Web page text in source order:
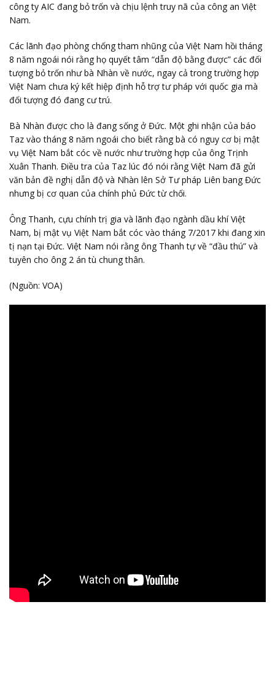
công ty AIC đang bỏ trốn và chịu lệnh truy nã của công an Việt
Nam.
Các lãnh đạo phòng chống tham nhũng của Việt Nam hồi tháng
8 năm ngoái nói rằng họ quyết tâm “dẫn độ bằng được” các đối
tượng bỏ trốn như bà Nhàn về nước, ngay cả trong trường hợp
Việt Nam chưa ký kết hiệp định hỗ trợ tư pháp với quốc gia mà
đối tượng đó đang cư trú.
Bà Nhàn được cho là đang sống ở Đức. Một ghi nhận của báo
Taz vào tháng 8 năm ngoái cho biết rằng bà có nguy cơ bị mật
vụ Việt Nam bắt cóc về nước như trường hợp của ông Trịnh
Xuân Thanh. Điều tra của Taz lúc đó nói rằng Việt Nam đã gửi
văn bản đề nghị dẫn độ và Nhàn lên Sở Tư pháp Liên bang Đức
nhưng bị cơ quan của chính phủ Đức từ chối.
Ông Thanh, cựu chính trị gia và lãnh đạo ngành dầu khí Việt
Nam, bị mật vụ Việt Nam bắt cóc vào tháng 7/2017 khi đang xin
tị nạn tại Đức. Việt Nam nói rằng ông Thanh tự về “đầu thú” và
tuyên cho ông 2 án tù chung thân.
(Nguồn: VOA)